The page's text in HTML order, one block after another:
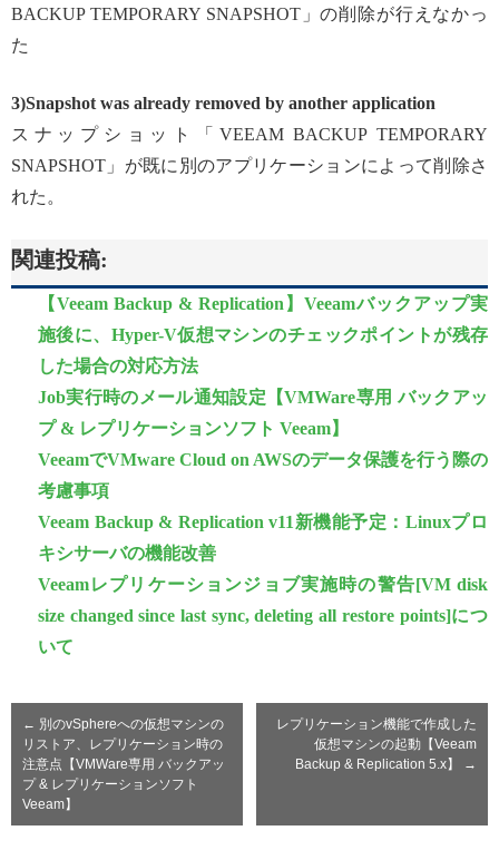
BACKUP TEMPORARY SNAPSHOT」の削除が行えなかっ
た
3)Snapshot was already removed by another application
スナップショット「VEEAM BACKUP TEMPORARY
SNAPSHOT」が既に別のアプリケーションによって削除さ
れた。
関連投稿:
【Veeam Backup & Replication】Veeamバックアップ実
施後に、Hyper-V仮想マシンのチェックポイントが残存
した場合の対応方法
Job実行時のメール通知設定【VMWare専用 バックアッ
プ & レプリケーションソフト Veeam】
VeeamでVMware Cloud on AWSのデータ保護を行う際の
考慮事項
Veeam Backup & Replication v11新機能予定：Linuxプロ
キシサーバの機能改善
Veeamレプリケーションジョブ実施時の警告[VM disk
size changed since last sync, deleting all restore points]につ
いて
← 別のvSphereへの仮想マシンの
リストア、レプリケーション時の
注意点【VMWare専用 バックアッ
プ & レプリケーションソフト
Veeam】
レプリケーション機能で作成した
仮想マシンの起動【Veeam
Backup & Replication 5.x】
→